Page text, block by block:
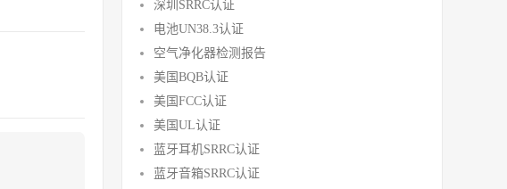
深圳SRRC认证
电池UN38.3认证
空气净化器检测报告
美国BQB认证
美国FCC认证
美国UL认证
蓝牙耳机SRRC认证
蓝牙音箱SRRC认证